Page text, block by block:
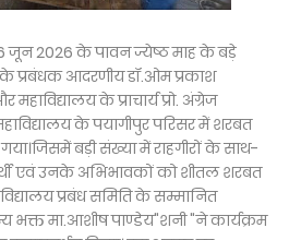
जून 2026 के पावन ज्येष्ठ माह के बड़े
प्रबंधक आदरणीय डॉ.ओम प्रकाश
के प्राचार्य प्रो. अंग्रेज
के पयागीपुर परिसर में शरबत
बड़ी संख्या में राहगीरों के साथ-
एवं उनके अभिभावकों को शीतल शरबत
प्रबंध समिति के सम्मानित
मा.आशीष पाण्डेय"शनी "ने कार्यक्रम